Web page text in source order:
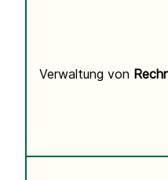
Verwaltung von